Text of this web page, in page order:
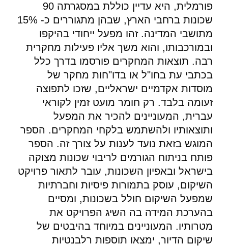
פורמלית, היא עדיין כוללת במסגרתה 90
שכונות ברחבי הארץ, שבהן מתגוררים כ- 15%
מתושבי המדינה. זהו מפעל ייחודי בהיקפו
ובמורכבותו, והוא משך אליו פעילות מחקרית
רבה. תוצאות המחקרים פורסמו בדרך כלל
בכתבי עת בחו"ל או בדו"חות מחקר של
מוסדות אקדמיים ישראליים, שזכו לתפוצה
זעומה בלבד. רק חומר מועט זמין לקוראי
עברית, המעוניינים להכיר את המפעל
ותוצאותיו ולהשתמש בלקחי המחקרים. הספר
המוגש בזאת נועד לענות על צורך זה. הספר
פותח בניתוח הגורמים לריבוי שכונות מצוקה
בישראל ובאפיון השכונות, עובר לתאור פרויקט
השיקום, עוסק בתמורות פיסיות וחברתיות
שמפעל השיקום חולל בשכונות, ומסיים
בהערכת המידה בה השיג הפרויקט את
מטרותיו. המעוניינים במיוחד בהיבטים של
שיקום הדיור, ימצאו תוספות רלבנטיות